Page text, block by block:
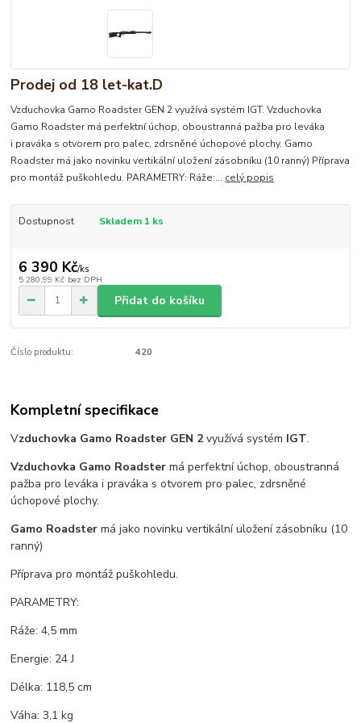
Prodej od 18 let-kat.D
Vzduchovka Gamo Roadster GEN 2 využívá systém IGT. Vzduchovka
Gamo Roadster má perfektní úchop, oboustranná pažba pro leváka
i praváka s otvorem pro palec, zdrsněné úchopové plochy. Gamo
Roadster má jako novinku vertikální uložení zásobníku (10 ranný) Příprava
pro montáž puškohledu. PARAMETRY: Ráže:... celý popis
Dostupnost Skladem 1 ks
6 390 Kč/ks
5 280,99 Kč bez DPH
Přidat do košíku
Číslo produktu: 420
Kompletní specifikace
Vzduchovka Gamo Roadster GEN 2 využívá systém IGT.
Vzduchovka Gamo Roadster má perfektní úchop, oboustranná
pažba pro leváka i praváka s otvorem pro palec, zdrsněné
úchopové plochy.
Gamo Roadster má jako novinku vertikální uložení zásobníku (10
ranný)
Příprava pro montáž puškohledu.
PARAMETRY:
Ráže: 4,5 mm
Energie: 24 J
Délka: 118,5 cm
Váha: 3,1 kg